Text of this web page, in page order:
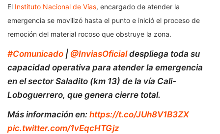
El Instituto Nacional de Vías, encargado de atender la
emergencia se movilizó hasta el punto e inició el proceso de
remoción del material rocoso que obstruye la zona.
#Comunicado | @InviasOficialdespliega toda su
capacidad operativa para atender la emergencia
en el sector Saladito (km 13) de la vía Cali-
Loboguerrero, que genera cierre total.
Más información en: https://t.co/JUh8V1B3ZX
pic.twitter.com/1vEqcHTGjz